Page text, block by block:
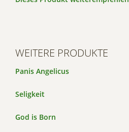
WEITERE PRODUKTE
Panis Angelicus
Seligkeit
God is Born